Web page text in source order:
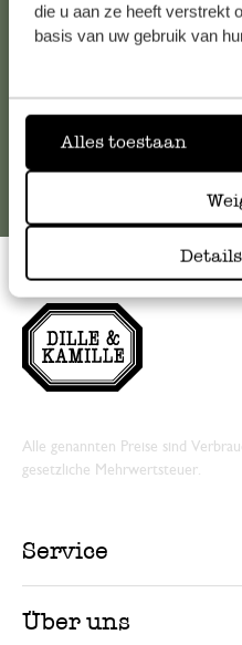
die u aan ze heeft verstrekt
basis van uw gebruik van
Alles toestaan
Online-Kundenservice
Alle genannten Preise sind
gesetzliche Mehrwertsteuer.
Service
Über uns